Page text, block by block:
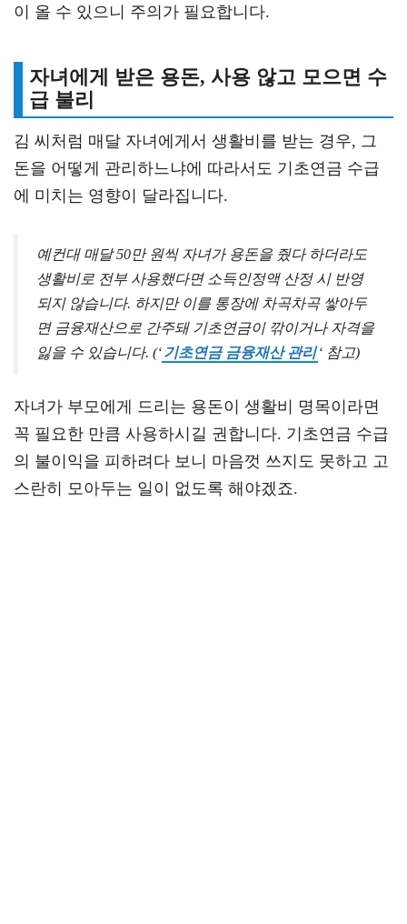
이 올 수 있으니 주의가 필요합니다.
자녀에게 받은 용돈, 사용 않고 모으면 수
급 불리
김 씨처럼 매달 자녀에게서 생활비를 받는 경우, 그
돈을 어떻게 관리하느냐에 따라서도 기초연금 수급
에 미치는 영향이 달라집니다.
예컨대 매달 50만 원씩 자녀가 용돈을 줬다 하더라도
생활비로 전부 사용했다면 소득인정액 산정 시 반영
되지 않습니다. 하지만 이를 통장에 차곡차곡 쌓아두
면 금융재산으로 간주돼 기초연금이 깎이거나 자격을
잃을 수 있습니다. (‘기초연금 금융재산 관리 ‘ 참고)
자녀가 부모에게 드리는 용돈이 생활비 명목이라면
꼭 필요한 만큼 사용하시길 권합니다. 기초연금 수급
의 불이익을 피하려다 보니 마음껏 쓰지도 못하고 고
스란히 모아두는 일이 없도록 해야겠죠.